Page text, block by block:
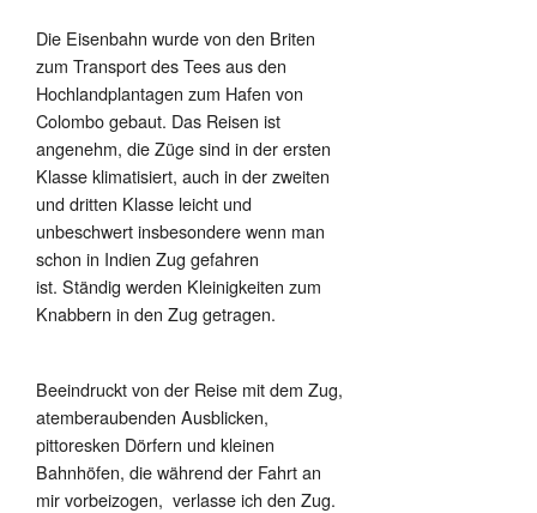
Die Eisenbahn wurde von den Briten
zum Transport des Tees aus den
Hochlandplantagen zum Hafen von
Colombo gebaut. Das Reisen ist
angenehm, die Züge sind in der ersten
Klasse klimatisiert, auch in der zweiten
und dritten Klasse leicht und
unbeschwert insbesondere wenn man
schon in Indien Zug gefahren
ist. Ständig werden Kleinigkeiten zum
Knabbern in den Zug getragen.
Beeindruckt von der Reise mit dem Zug,
atemberaubenden Ausblicken,
pittoresken Dörfern und kleinen
Bahnhöfen, die während der Fahrt an
mir vorbeizogen, verlasse ich den Zug.